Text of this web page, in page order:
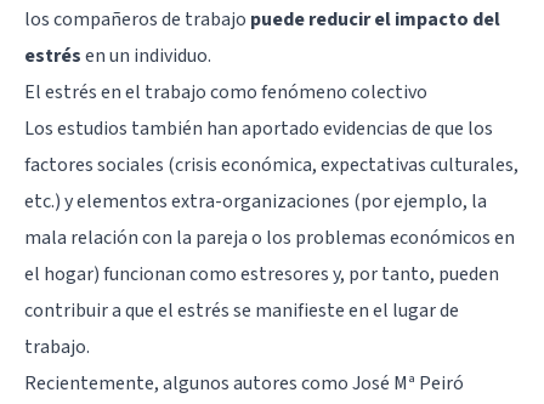
los compañeros de trabajo puede reducir el impacto del
estrésen un individuo.
El estrés en el trabajo como fenómeno colectivo
Los estudios también han aportado evidencias de que los
factores sociales (crisis económica, expectativas culturales,
etc.) y elementos extra-organizaciones (por ejemplo, la
mala relación con la pareja o los problemas económicos en
el hogar) funcionan como estresores y, por tanto, pueden
contribuir a que el estrés se manifieste en el lugar de
trabajo.
Recientemente, algunos autores como José Mª Peiró